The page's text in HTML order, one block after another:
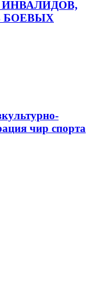
БОЕВЫХ
чир спорта